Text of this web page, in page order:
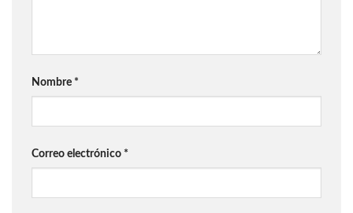
Nombre *
Correo electrónico *